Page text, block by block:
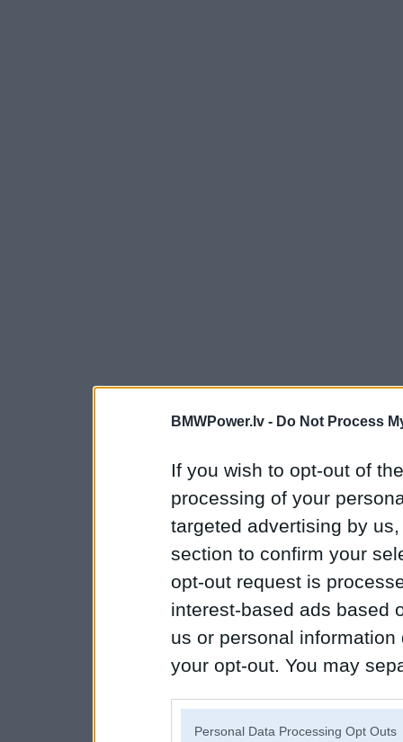
BMWPower.lv - Do Not Process
If you wish to opt-out of
processing of your
targeted advertising by
section to confirm your
opt-out request is
interest-based ads based
us or personal
your opt-out. You may
Personal Data Processing Opt Outs